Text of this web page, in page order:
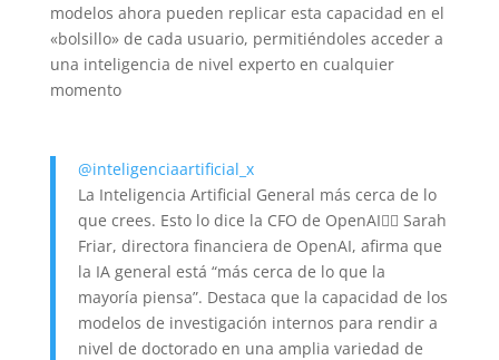
modelos ahora pueden replicar esta capacidad en el
«bolsillo» de cada usuario, permitiéndoles acceder a
una inteligencia de nivel experto en cualquier
momento
@inteligenciaartificial_x
La Inteligencia Artificial General más cerca de lo
que crees. Esto lo dice la CFO de OpenAI👇🏼 Sarah
Friar, directora financiera de OpenAI, afirma que
la IA general está “más cerca de lo que la
mayoría piensa”. Destaca que la capacidad de los
modelos de investigación internos para rendir a
nivel de doctorado en una amplia variedad de